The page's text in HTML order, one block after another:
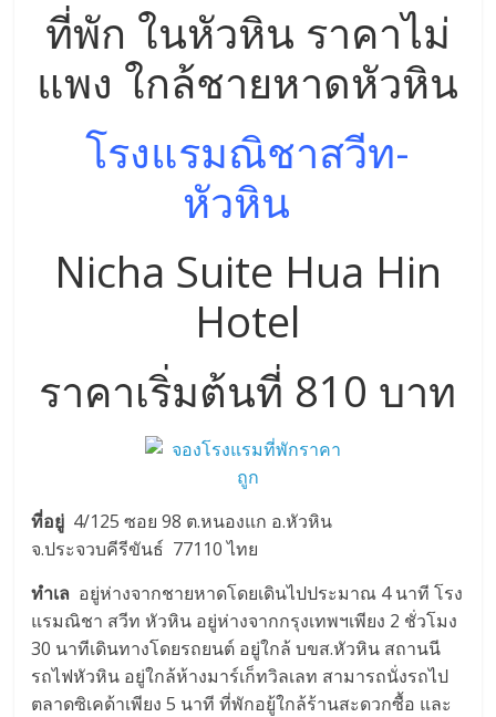
โรงแรมณิชาสวีท-
หัวหิน
Nicha Suite Hua Hin
Hotel
ราคาเริ่มต้นที่ 810 บาท
ที่อยู่ 4/125 ซอย 98 ต.หนองแก อ.หัวหิน
จ.ประจวบคีรีขันธ์ 77110 ไทย
ทำเล อยู่ห่างจากชายหาดโดยเดินไปประมาณ 4 นาที โรง
แรมณิชา สวีท หัวหิน อยู่ห่างจากกรุงเทพฯเพียง 2 ชั่วโมง
30 นาทีเดินทางโดยรถยนต์ อยู่ใกล้ บขส.หัวหิน สถานนี
รถไฟหัวหิน อยู่ใกล้ห้างมาร์เก็ทวิลเลท สามารถนั่งรถไป
ตลาดซิเคด้าเพียง 5 นาที ที่พักอยู้ใกล้ร้านสะดวกซื้อ และ